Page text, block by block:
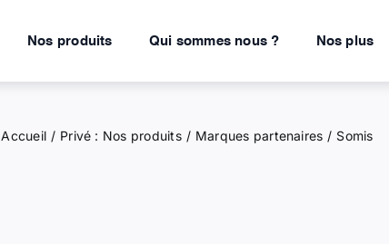
Nos produits Qui sommes nous ? Nos plus
Accueil Privé : Nos produits Marques partenaires Somis